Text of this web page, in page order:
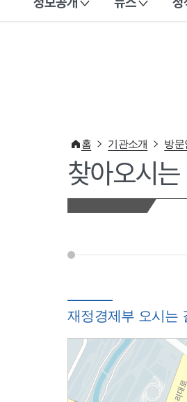
이 누리집은 대한민국 공식 전자정부 누
홈 기관소개 방문
찾아오시는
재정경제부 오시는